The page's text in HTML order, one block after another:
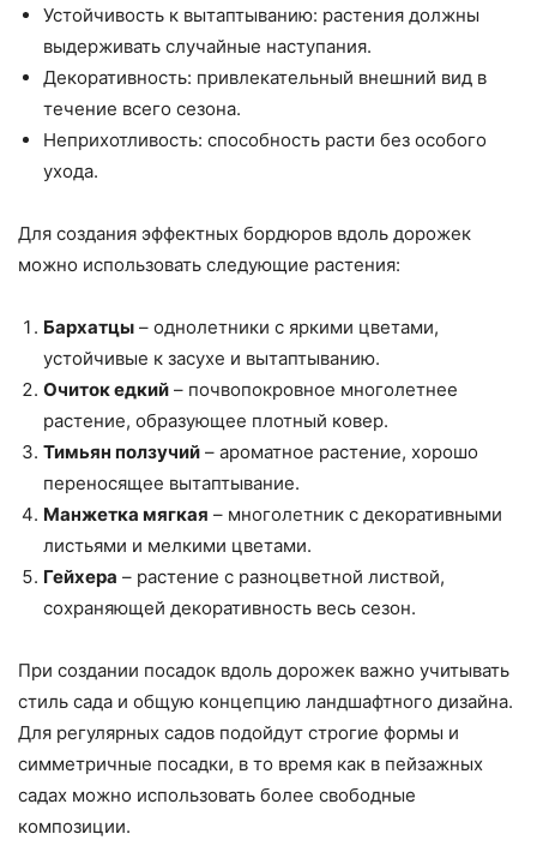
Устойчивость к вытаптыванию: растения должны
выдерживать случайные наступания.
Декоративность: привлекательный внешний вид в
течение всего сезона.
Неприхотливость: способность расти без особого
ухода.
Для создания эффектных бордюров вдоль дорожек
можно использовать следующие растения:
Бархатцы – однолетники с яркими цветами,
устойчивые к засухе и вытаптыванию.
Очиток едкий – почвопокровное многолетнее
растение, образующее плотный ковер.
Тимьян ползучий – ароматное растение, хорошо
переносящее вытаптывание.
Манжетка мягкая – многолетник с декоративными
листьями и мелкими цветами.
Гейхера – растение с разноцветной листвой,
сохраняющей декоративность весь сезон.
При создании посадок вдоль дорожек важно учитывать
стиль сада и общую концепцию ландшафтного дизайна.
Для регулярных садов подойдут строгие формы и
симметричные посадки, в то время как в пейзажных
садах можно использовать более свободные
композиции.